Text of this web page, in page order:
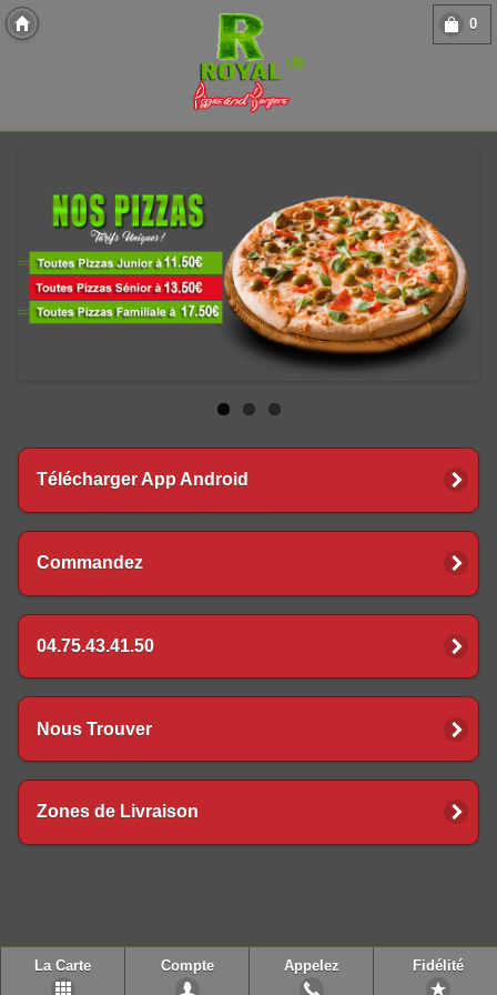
0
Télécharger App Android
Commandez
04.75.43.41.50
Nous Trouver
Zones de Livraison
La Carte Compte Appelez Fidélité
Copyright 2013 Des-Click Com